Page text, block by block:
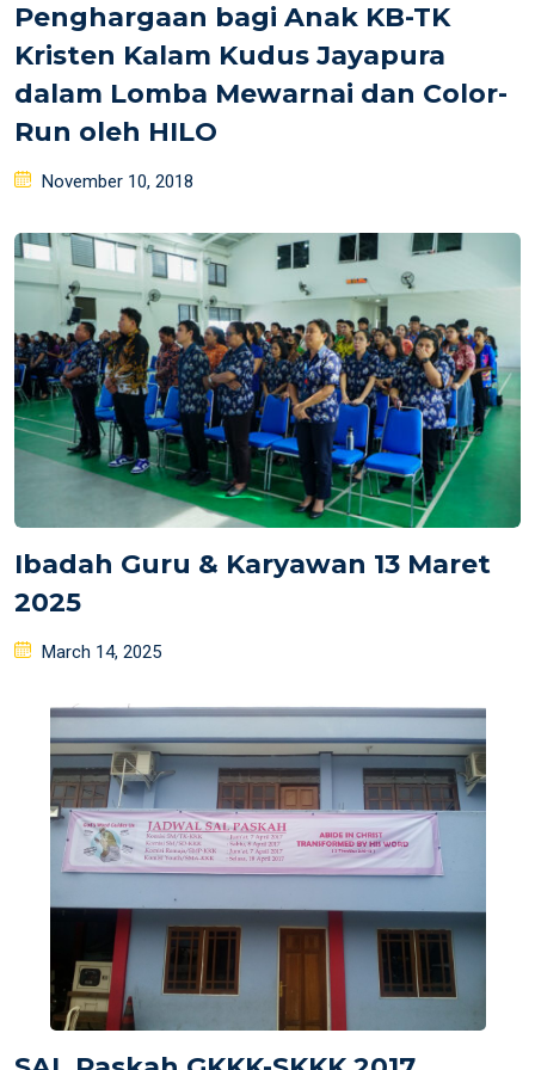
Penghargaan bagi Anak KB-TK
Kristen Kalam Kudus Jayapura
dalam Lomba Mewarnai dan Color-
Run oleh HILO
Posted
November 10, 2018
Ibadah Guru & Karyawan 13 Maret
2025
Posted
March 14, 2025